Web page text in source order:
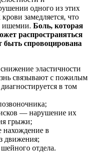
одного из этих
замедляется, что
ишемии. Боль, которая
распространяться
быть спровоцирована
эластичности
связывают с пожилым
в том
— нарушение их
грыжи;
нахождение в
движения;
отдела.